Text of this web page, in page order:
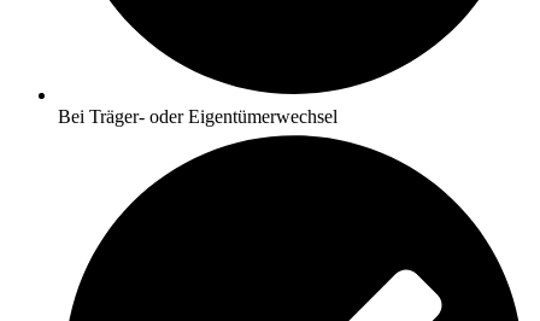
Bei Träger- oder Eigentümerwechsel